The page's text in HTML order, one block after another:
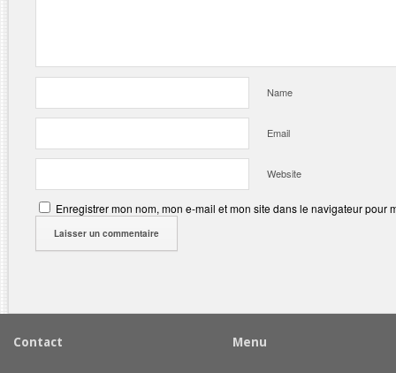
Name
Email
Website
Enregistrer mon nom, mon e-mail et mon site dans le navigateur pour
Contact Menu